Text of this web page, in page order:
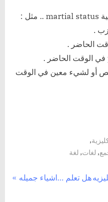
4- حالة الارتباط الحالية .. الزواجية martial status .. مثل :
أو لشيء معين في الوقت
,
, لغات, لغة
N
هل تعلم …اشياء جميله